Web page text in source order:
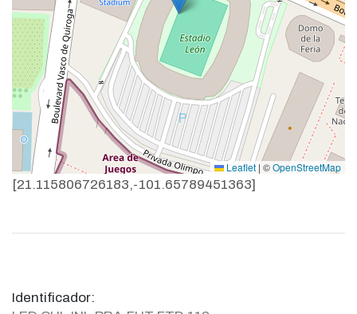
Leaflet | ©OpenStreetMap
[21.115806726183,-101.65789451363]
Identificador: